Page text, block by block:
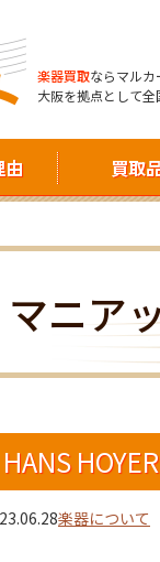
楽器買取ならマルカ
大阪を拠点として全
由 買取
マニア
HANS
楽器について